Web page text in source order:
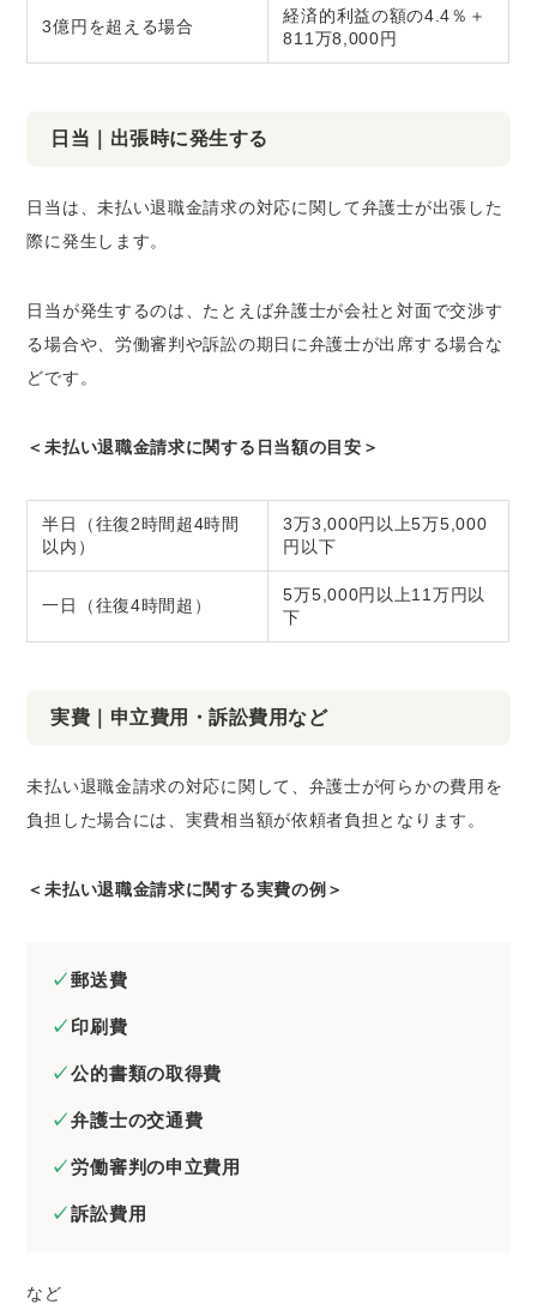
3億円を超える場合
経済的利益の額の4.4％＋
811万8,000円
日当｜出張時に発生する
日当は、未払い退職金請求の対応に関して弁護士が出張した
際に発生します。
日当が発生するのは、たとえば弁護士が会社と対面で交渉す
る場合や、労働審判や訴訟の期日に弁護士が出席する場合な
どです。
＜未払い退職金請求に関する日当額の目安＞
半日（往復2時間超4時間
以内）
3万3,000円以上5万5,000
円以下
一日（往復4時間超）
5万5,000円以上11万円以
下
実費｜申立費用・訴訟費用など
未払い退職金請求の対応に関して、弁護士が何らかの費用を
負担した場合には、実費相当額が依頼者負担となります。
＜未払い退職金請求に関する実費の例＞
郵送費
印刷費
公的書類の取得費
弁護士の交通費
労働審判の申立費用
訴訟費用
など